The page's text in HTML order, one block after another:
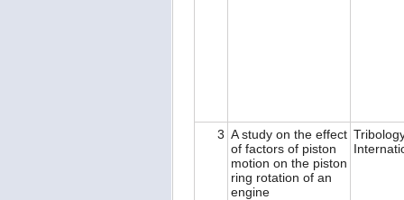
3 A study on the effect
of factors of piston
motion on the piston
ring rotation of an
engine